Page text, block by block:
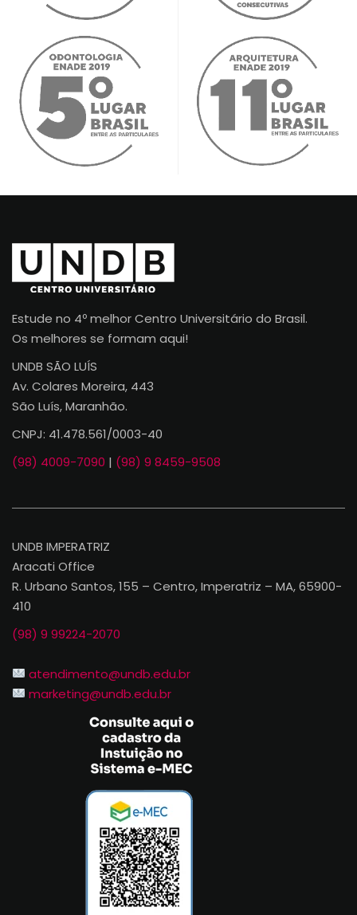
Estude no 4º melhor Centro Universitário do Brasil.
Os melhores se formam aqui!
UNDB SÃO LUÍS
Av. Colares Moreira, 443
São Luís, Maranhão.
CNPJ: 41.478.561/0003-40
(98) 4009-7090 | (98) 9 8459-9508
UNDB IMPERATRIZ
Aracati Office
R. Urbano Santos, 155 – Centro, Imperatriz – MA, 65900-
410
(98) 9 99224-2070
atendimento@undb.edu.br
marketing@undb.edu.br